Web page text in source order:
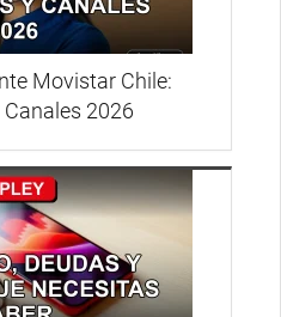
Movistar Chile:
2026